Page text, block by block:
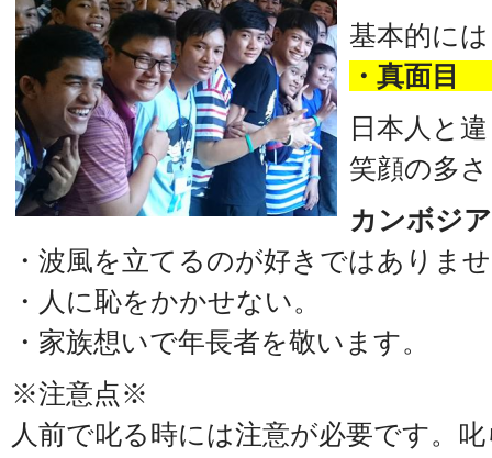
基本的には
・真面目
日本人と
笑顔の多
カンボジ
・波風を立てるのが好きではありま
・人に恥をかかせない。
・家族想いで年長者を敬います。
※注意点※
人前で叱る時には注意が必要です。